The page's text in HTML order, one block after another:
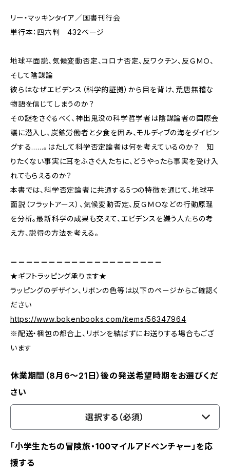
リー・マッキンタイア／国書刊行会
単行本：四六判 432ページ
地球平面説、気候変動否定、コロナ否定、反ワクチン、反ＧＭＯ、
そして陰謀論――
彼らはなぜエビデンス（科学的証拠）から目を背け、荒唐無稽な
物語を信じてしまうのか？
その謎をさぐるべく、神出鬼没の科学哲学者は陰謀論者の国際会
議に潜入し、炭鉱労働者と夕食を囲み、モルディブの海をダイビン
グする……。はたして科学否定論者は何を考えているのか？ 知
りたくない事実に耳をふさぐ人たちに、どうやったら事実を受け入
れてもらえるのか？
本書では、科学否定論者に共通する5つの特徴を通じて、地球平
面説（フラットアース）、気候変動否定、反ＧＭＯなどの行動原理
を分析。最新科学の成果も交えて、エビデンスを嫌う人たちの考
え方、説得の方法を考える。
＝＝＝＝＝＝＝＝＝＝＝＝＝＝＝＝＝＝＝＝
★ギフトラッピング承ります★
ラッピングのデザイン、リボンの色等は以下のページからご確認く
ださい
https://www.bokenbooks.com/items/56347964
※配送・梱包の都合上、リボンを結ばずにお送りする場合もござ
います
休業期間（8月6〜21日）後の発送希望時期をお選びくだ
さい
選択する（必須）
「小学生たちの冒険旅・100マイルアドベンチャー」を応
援する